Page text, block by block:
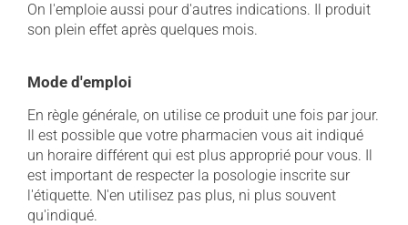
On l'emploie aussi pour d'autres indications. Il produit
son plein effet après quelques mois.
Mode d'emploi
En règle générale, on utilise ce produit une fois par jour.
Il est possible que votre pharmacien vous ait indiqué
un horaire différent qui est plus approprié pour vous. Il
est important de respecter la posologie inscrite sur
l'étiquette. N'en utilisez pas plus, ni plus souvent
qu'indiqué.